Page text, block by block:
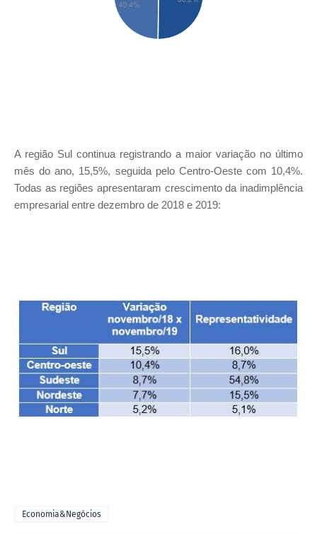
A região Sul continua registrando a maior variação no último
mês do ano, 15,5%, seguida pelo Centro-Oeste com 10,4%.
Todas as regiões apresentaram crescimento da inadimplência
empresarial entre dezembro de 2018 e 2019:
Economia&Negócios